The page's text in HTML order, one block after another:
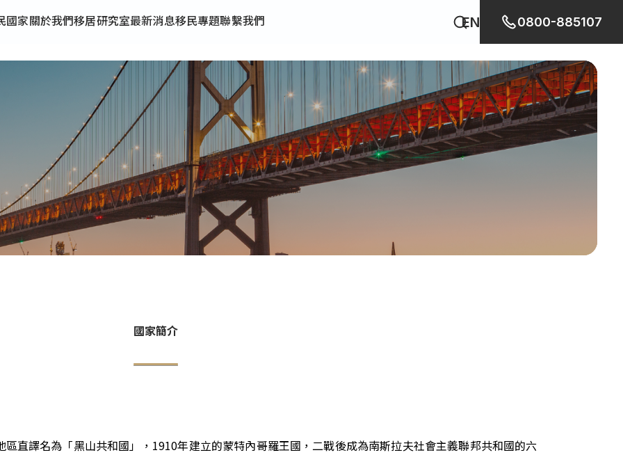
國家關於我們移居研究室最新消息移民專題聯繫我們 EN 0800-885107
幫幫我移民去
國家簡介
直譯名為「黑山共和國」，1910年建立的蒙特內哥羅王國，二戰後成為南斯拉夫社會主義聯邦共和國的六